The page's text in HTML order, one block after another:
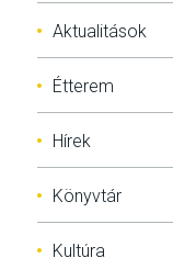
Aktualitások
Étterem
Hírek
Könyvtár
Kultúra